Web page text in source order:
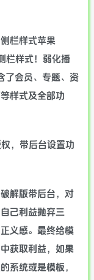
栏样式苹果
栏样式！弱化播
了会员、专题、资
样式及全部功
，带后台设置功
解版带后台，对
己利益抛弃三
义感。最终给模
获取利益，如果
系统或是模板，